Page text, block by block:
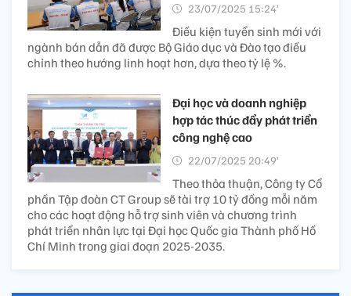
23/07/2025 15:24’
Điều kiện tuyển sinh mới với
ngành bán dẫn đã được Bộ Giáo dục và Đào tạo điều
chỉnh theo hướng linh hoạt hơn, dựa theo tỷ lệ %.
Đại học và doanh nghiệp
hợp tác thúc đẩy phát triển
công nghệ cao
22/07/2025 20:49’
Theo thỏa thuận, Công ty Cổ
phần Tập đoàn CT Group sẽ tài trợ 10 tỷ đồng mỗi năm
cho các hoạt động hỗ trợ sinh viên và chương trình
phát triển nhân lực tại Đại học Quốc gia Thành phố Hồ
Chí Minh trong giai đoạn 2025-2035.